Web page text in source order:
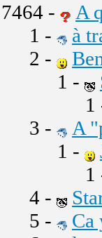
7464 -
A
1 -
à
2 -
1 -
1
3 -
A
1 -
1
4 -
5 -
Ca